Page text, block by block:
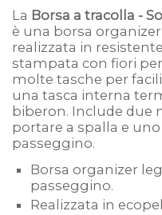
La Borsa a tracolla -
è una borsa
realizzata in
stampata con fiori
molte tasche per
una tasca interna
biberon. Include due
portare a spalla e
passeggino.
Borsa organizer
passeggino.
Realizzata in